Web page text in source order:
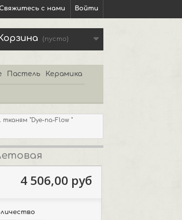
Войти
с нами
(пусто)
Пастель Керамика
"Dye-na-Flow "
4 506,00 руб